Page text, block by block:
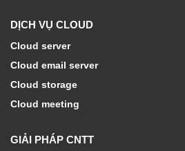
DỊCH VỤ CLOUD
Cloud server
Cloud email server
Cloud storage
Cloud meeting
GIẢI PHÁP CNTT